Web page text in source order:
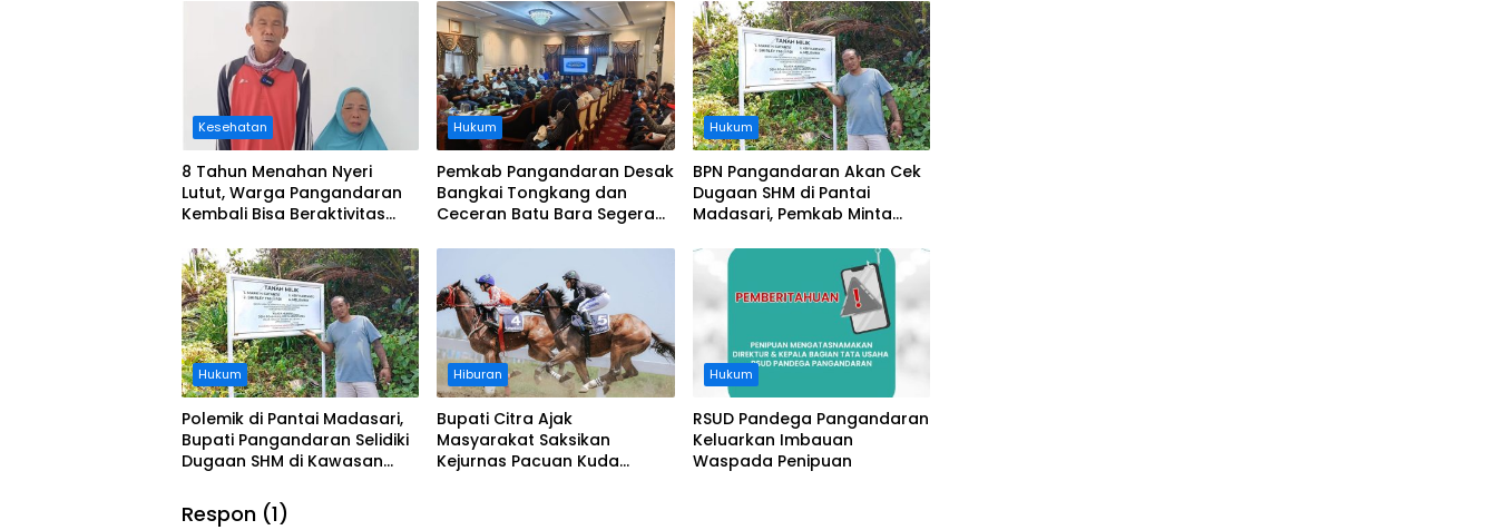
Kesehatan
8 Tahun Menahan Nyeri
Lutut, Warga Pangandaran
Kembali Bisa Beraktivitas
Ditanggung BPJS
Hukum
Pemkab Pangandaran Desak
Bangkai Tongkang dan
Ceceran Batu Bara Segera
Koordinasi Perusahaan
Hukum
BPN Pangandaran Akan Cek
Dugaan SHM di Pantai
Madasari, Pemkab Minta
Hukum
Polemik di Pantai Madasari,
Bupati Pangandaran Selidiki
Dugaan SHM di Kawasan
Hiburan
Bupati Citra Ajak
Masyarakat Saksikan
Kejurnas Pacuan Kuda
Hukum
RSUD Pandega Pangandaran
Keluarkan Imbauan
Waspada Penipuan
Respon (1)